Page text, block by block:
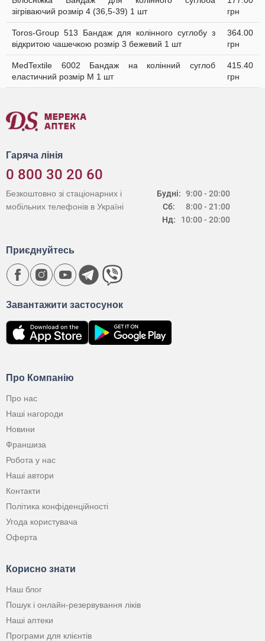
зігріваючий розмір 4 (36,5-39) 1 шт
грн
Toros-Group 513 Бандаж для колінного суглобу з
відкритою чашечкою розмір 3 бежевий 1 шт
364.00
грн
MedTextile 6002 Бандаж на колінний суглоб
еластичний розмір M 1 шт
415.40
грн
Гаряча лінія
0 800 30 20 60
Будні:
Сб:
Нд:
9:00 - 20:00
8:00 - 21:00
10:00 - 20:00
Безкоштовно зі стаціонарних і
мобільних телефонів в Україні
Про Компанію
Про нас
Наші нагороди
Новини
Франшиза
Робота у нас
Наші автори
Контакти
Політика конфіденційності
Угода користувача
Оферта
Корисно знати
Наш блог
Пошук і онлайн-резервування ліків
Наші аптеки
Програми для клієнтів
Завантажити застосунок
Приєднуйтесь